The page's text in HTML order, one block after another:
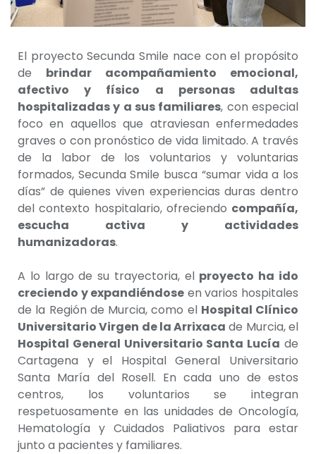
El proyecto Secunda Smile nace con el propósito
de brindar acompañamiento emocional,
afectivo y físico a personas adultas
hospitalizadas y a sus familiares, con especial
foco en aquellos que atraviesan enfermedades
graves o con pronóstico de vida limitado. A través
de la labor de los voluntarios y voluntarias
formados, Secunda Smile busca “sumar vida a los
días” de quienes viven experiencias duras dentro
del contexto hospitalario, ofreciendo compañía,
escucha activa y actividades
humanizadoras.
A lo largo de su trayectoria, el proyecto ha ido
creciendo y expandiéndose en varios hospitales
de la Región de Murcia, como el Hospital Clínico
Universitario Virgen de la Arrixaca de Murcia, el
Hospital General Universitario Santa Lucía de
Cartagena y el Hospital General Universitario
Santa María del Rosell. En cada uno de estos
centros, los voluntarios se integran
respetuosamente en las unidades de Oncología,
Hematología y Cuidados Paliativos para estar
junto a pacientes y familiares.